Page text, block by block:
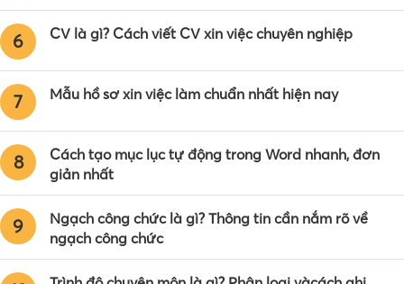
6 CV là gì? Cách viết CV xin việc chuyên nghiệp
7 Mẫu hồ sơ xin việc làm chuẩn nhất hiện nay
8
Cách tạo mục lục tự động trong Word nhanh, đơn
giản nhất
9
Ngạch công chức là gì? Thông tin cần nắm rõ về
ngạch công chức